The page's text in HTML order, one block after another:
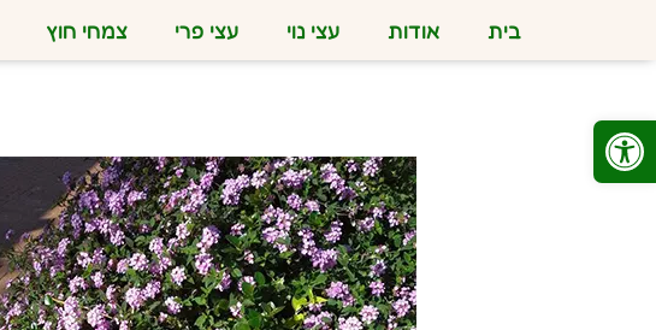
פתח סרגל נגישות
בית אודות עצי נוי עצי פרי צמחי חוץ